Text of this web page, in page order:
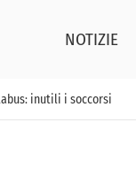
NOTIZIE
inutili i soccorsi